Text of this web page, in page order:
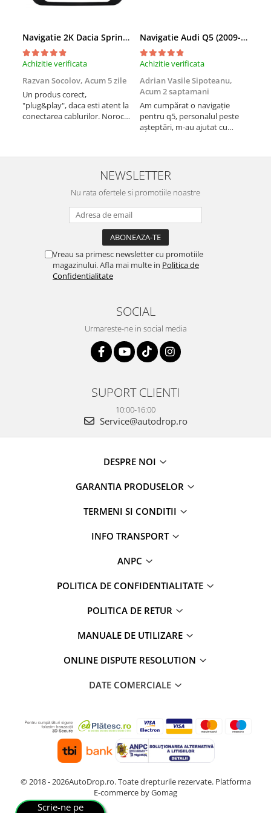
Camere marșarier auto
Camere marșarier universale
Camere Skoda
Camere Volkswagen
Camere Mercedes Benz
Camere Iveco
Camere înregistrare trafic
Conectică Volkswagen
Conectică Mercedes Benz
Conectică Honda
Conectică Chevrolet
Conectică Suzuki
Conectică Renault
Navigatie 2K Dacia Spring (2021- Prezent), Android, S-Quadcore / 4GB RAM + 64GB ROM, 9.5 Inch - AD-BGS90042K+AD-BGRKIT366V4s
Achizitie verificata
Razvan Socolov, Acum 5 zile
Un produs corect,
"plug&play", daca esti atent la
conectarea cablurilor. Noroc
indrumat pas cu pas si mi-a
atras atentia ca nu era
conectat cablul de video de la
Navigatie Audi Q5 (2009-2017), Linux OS & OEM, MMI 3G, CarPlay & Android Auto Wireless, MirrorLink, Camera AHD, 12.3 Inch - AD-BGAALNXH+AD-BGRKITQ5002
Achizitie verificata
Adrian Vasile Sipoteanu,
Acum 2 saptamani
Am cumpărat o navigație
pentru q5, personalul peste
așteptări, m-au ajutat cu
rânduri. Foarte serviabili,
livrare rapidă, suport tehnic,
totul impecabil, o să revin la ei
și pentru vi...
NEWSLETTER
Nu rata ofertele si promotiile noastre
Vreau sa primesc newsletter cu promotiile
magazinului. Afla mai multe in Politica de
Confidentialitate
SOCIAL
Urmareste-ne in social media
SUPORT CLIENTI
10:00-16:00
Service@autodrop.ro
DESPRE NOI
GARANTIA PRODUSELOR
TERMENI SI CONDITII
INFO TRANSPORT
ANPC
POLITICA DE CONFIDENTIALITATE
POLITICA DE RETUR
MANUALE DE UTILIZARE
ONLINE DISPUTE RESOLUTION
DATE COMERCIALE
© 2018 - 2026AutoDrop.ro. Toate drepturile rezervate. Platforma
E-commerce by Gomag
Scrie-ne pe